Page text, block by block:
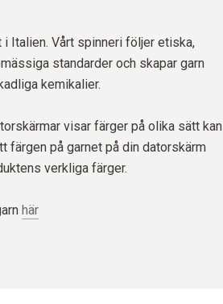
i Italien. Vårt spinneri följer etiska,
standarder och skapar garn
kemikalier.
visar färger på olika sätt kan
färgen på garnet på din datorskärm
verkliga färger.
här